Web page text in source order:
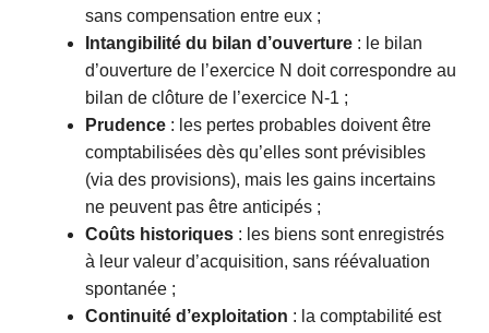
sans compensation entre eux ;
Intangibilité du bilan d’ouverture : le bilan
d’ouverture de l’exercice N doit correspondre au
bilan de clôture de l’exercice N-1 ;
Prudence : les pertes probables doivent être
comptabilisées dès qu’elles sont prévisibles
(via des provisions), mais les gains incertains
ne peuvent pas être anticipés ;
Coûts historiques : les biens sont enregistrés
à leur valeur d’acquisition, sans réévaluation
spontanée ;
Continuité d’exploitation : la comptabilité est